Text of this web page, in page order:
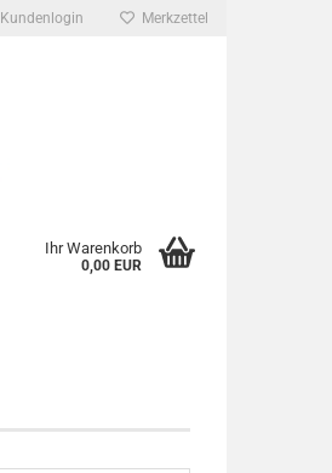
Kundenlogin Merkzettel
Ihr Warenkorb
0,00 EUR